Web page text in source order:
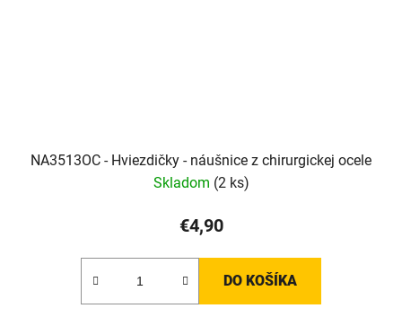
NA3513OC - Hviezdičky - náušnice z chirurgickej ocele
Skladom (2 ks)
€4,90
DO KOŠÍKA